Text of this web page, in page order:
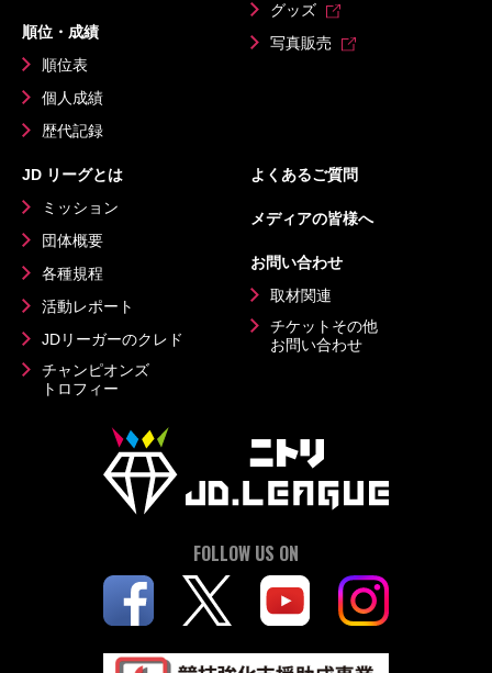
順位・成績
順位表
個人成績
歴代記録
グッズ
写真販売
JD リーグとは
ミッション
団体概要
各種規程
活動レポート
JDリーガーのクレド
チャンピオンズ
トロフィー
よくあるご質問
メディアの皆様へ
お問い合わせ
取材関連
チケットその他
お問い合わせ
FOLLOW US ON